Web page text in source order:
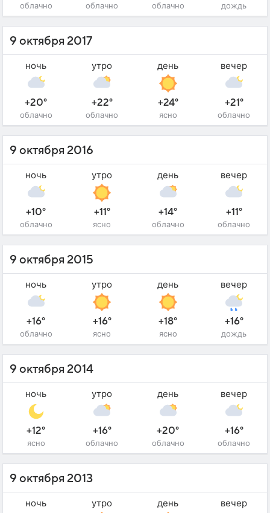
облачно облачно облачно дождь
9 октября 2017
ночь
+20°
облачно
утро
+22°
облачно
день
+24°
ясно
вечер
+21°
облачно
9 октября 2016
ночь
+10°
облачно
утро
+11°
ясно
день
+14°
облачно
вечер
+11°
облачно
9 октября 2015
ночь
+16°
облачно
утро
+16°
ясно
день
+18°
ясно
вечер
+16°
дождь
9 октября 2014
ночь
+12°
ясно
утро
+16°
облачно
день
+20°
облачно
вечер
+16°
облачно
9 октября 2013
ночь утро день вечер